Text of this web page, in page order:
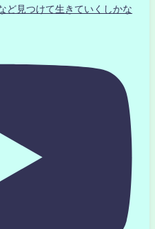
ど見つけて生きていくしかな